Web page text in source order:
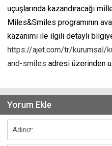
uçuşlarında kazandıracağı
Miles&Smiles programının
kazanımı ile ilgili detaylı
https://ajet.com/tr/kurumsal/
and-smiles adresi üzerinden
Yorum Ekle